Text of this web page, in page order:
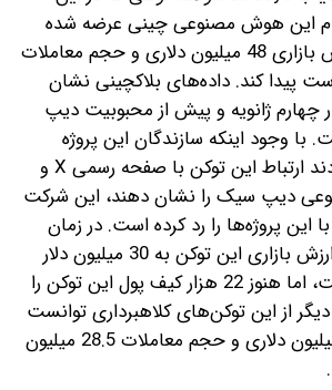
نام این هوش مصنوعی چینی عرضه شده
بود، توانست به ارزش بازاری 48 میلیون دلاری و حجم معاملات
دست پیدا کند. داده‌های بلاکچینی نشان
چهارم ژانویه و پیش از محبوبیت دیپ
وجود اینکه سازندگان این پروژه
کلاهبرداری تلاش کردند ارتباط این توکن با صفحه رسمی X و
دیپ سیک را نشان دهند، این شرکت
این پروژه‌ها را رد کرده است. در زمان
نگارش این گزارش، ارزش بازاری این توکن به 30 میلیون دلار
کاهش پیدا کرده است، اما هنوز 22 هزار کیف‌ پول این توکن را
دیگر از این توکن‌های کلاهبرداری توانست
به ارزش بازاری 13 میلیون دلاری و حجم معاملات 28.5 میلیون